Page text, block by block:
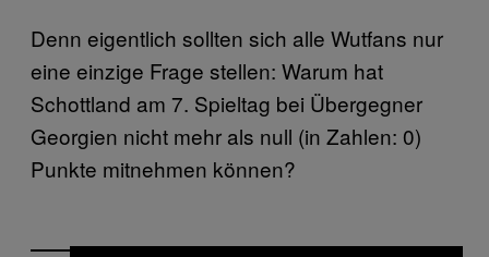
Denn eigentlich sollten sich alle Wutfans nur
eine einzige Frage stellen: Warum hat
Schottland am 7. Spieltag bei Übergegner
Georgien nicht mehr als null (in Zahlen: 0)
Punkte mitnehmen können?